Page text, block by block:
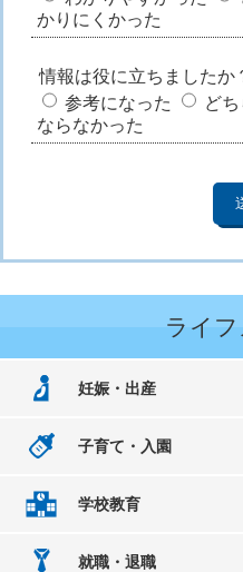
かりにくかった
情報は役に立ちましたか
参考になった
ど
ならなかった
ライ
妊娠・出産
子育て・入園
学校教育
就職・退職